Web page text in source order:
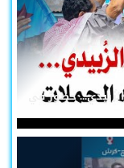
حضورٌ في